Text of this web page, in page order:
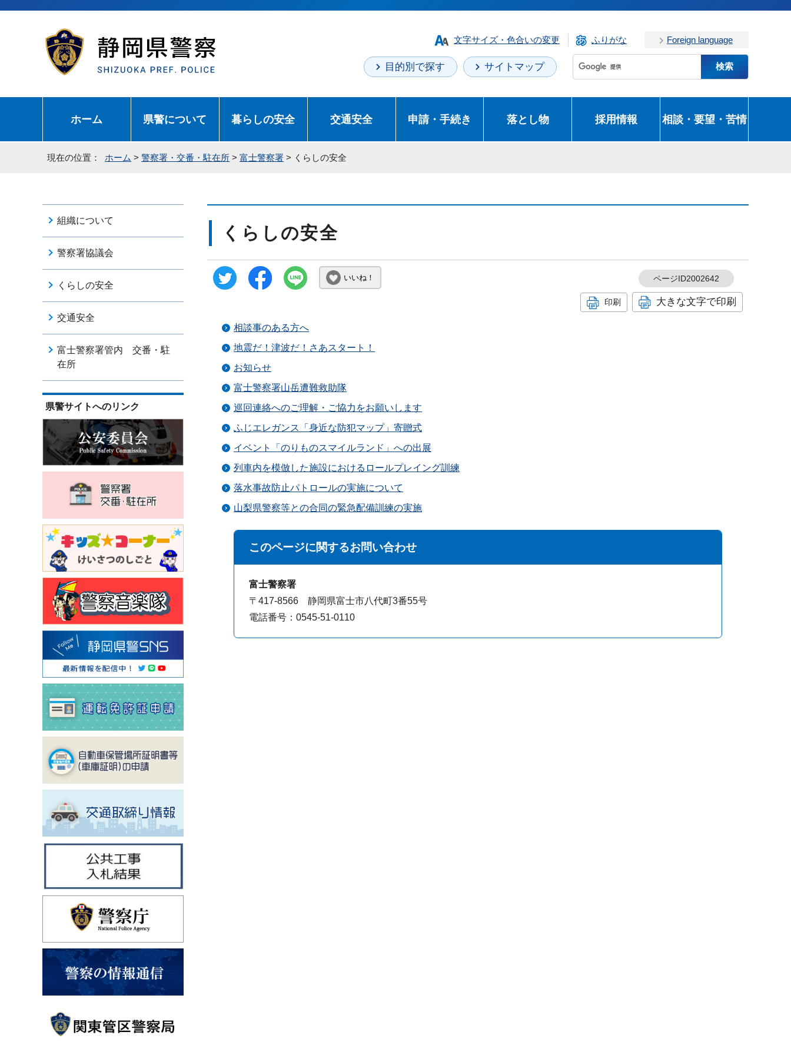
文字サイズ・色合いの変更 ふりがな Foreign language
目的別で探す サイトマップ
ホーム 県警について 暮らしの安全 交通安全 申請・手続き 落とし物 採用情報 相談・要望・苦情
現在の位置： ホーム > 警察署・交番・駐在所 > 富士警察署 > くらしの安全
くらしの安全
いいね！ ページID2002642
印刷 大きな文字で印刷
相談事のある方へ
地震だ！津波だ！さあスタート！
お知らせ
富士警察署山岳遭難救助隊
巡回連絡へのご理解・ご協力をお願いします
ふじエレガンス「身近な防犯マップ」寄贈式
イベント「のりものスマイルランド」への出展
列車内を模倣した施設におけるロールプレイング訓練
落水事故防止パトロールの実施について
山梨県警察等との合同の緊急配備訓練の実施
このページに関するお問い合わせ
富士警察署
〒417-8566 静岡県富士市八代町3番55号
電話番号：0545-51-0110
組織について
警察署協議会
くらしの安全
交通安全
富士警察署管内 交番・駐
在所
県警サイトへのリンク